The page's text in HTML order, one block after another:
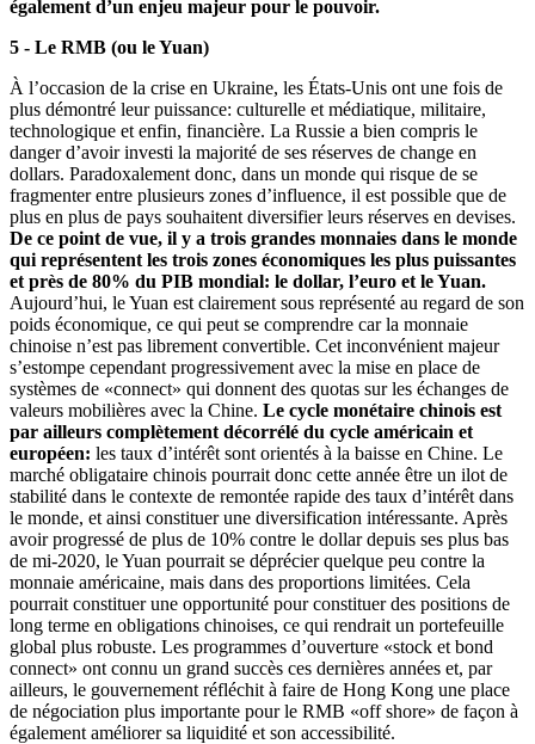
également d’un enjeu majeur pour le pouvoir.
5 - Le RMB (ou le Yuan)
À l’occasion de la crise en Ukraine, les États-Unis ont une fois de
plus démontré leur puissance: culturelle et médiatique, militaire,
technologique et enfin, financière. La Russie a bien compris le
danger d’avoir investi la majorité de ses réserves de change en
dollars. Paradoxalement donc, dans un monde qui risque de se
fragmenter entre plusieurs zones d’influence, il est possible que de
plus en plus de pays souhaitent diversifier leurs réserves en devises.
De ce point de vue, il y a trois grandes monnaies dans le monde
qui représentent les trois zones économiques les plus puissantes
et près de 80% du PIB mondial: le dollar, l’euro et le Yuan.
Aujourd’hui, le Yuan est clairement sous représenté au regard de son
poids économique, ce qui peut se comprendre car la monnaie
chinoise n’est pas librement convertible. Cet inconvénient majeur
s’estompe cependant progressivement avec la mise en place de
systèmes de «connect» qui donnent des quotas sur les échanges de
valeurs mobilières avec la Chine. Le cycle monétaire chinois est
par ailleurs complètement décorrélé du cycle américain et
européen: les taux d’intérêt sont orientés à la baisse en Chine. Le
marché obligataire chinois pourrait donc cette année être un ilot de
stabilité dans le contexte de remontée rapide des taux d’intérêt dans
le monde, et ainsi constituer une diversification intéressante. Après
avoir progressé de plus de 10% contre le dollar depuis ses plus bas
de mi-2020, le Yuan pourrait se déprécier quelque peu contre la
monnaie américaine, mais dans des proportions limitées. Cela
pourrait constituer une opportunité pour constituer des positions de
long terme en obligations chinoises, ce qui rendrait un portefeuille
global plus robuste. Les programmes d’ouverture «stock et bond
connect» ont connu un grand succès ces dernières années et, par
ailleurs, le gouvernement réfléchit à faire de Hong Kong une place
de négociation plus importante pour le RMB «off shore» de façon à
également améliorer sa liquidité et son accessibilité.